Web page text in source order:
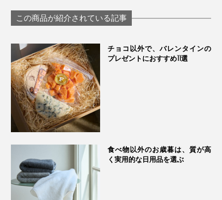
5. ホワイト×オレンジ
ホワイトは、ルノアールの描いた白いドレスから。
オレンジは、ゴッホが南仏の明るい太陽をモチーフに描
いたとされる『ひまわり』から。
写真 上 カリビアン×ゴールド、下 ホワイト×ブルー
この商品が紹介されている記事
チョコ以外で、バレンタインの
プレゼントにおすすめ11選
食べ物以外のお歳暮は、質が高
く実用的な日用品を選ぶ